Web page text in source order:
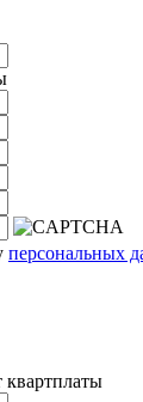
персональных
квартплаты